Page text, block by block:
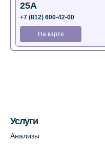
25А
+7 (812) 600-42-00
На карте
Медицинский
Услуги
Анализы